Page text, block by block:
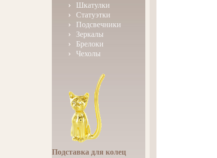
Шкатулки
Статуэтки
Подсвечники
Зеркалы
Брелоки
Чехолы
Подставка для колец